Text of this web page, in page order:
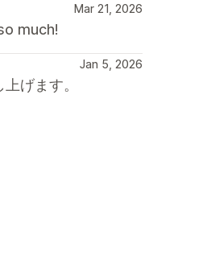
Mar 21, 2026
much!
Jan 5, 2026
げます。